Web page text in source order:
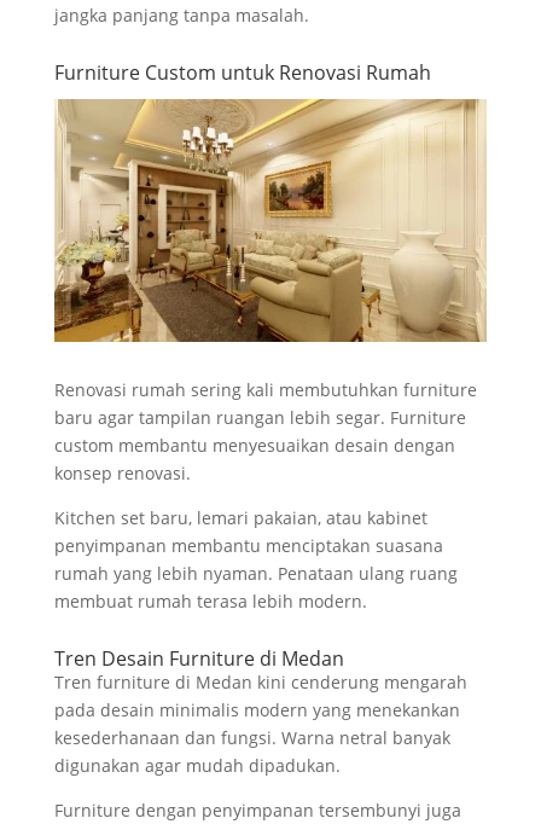
jangka panjang tanpa masalah.
Furniture Custom untuk Renovasi Rumah
Renovasi rumah sering kali membutuhkan furniture
baru agar tampilan ruangan lebih segar. Furniture
custom membantu menyesuaikan desain dengan
konsep renovasi.
Kitchen set baru, lemari pakaian, atau kabinet
penyimpanan membantu menciptakan suasana
rumah yang lebih nyaman. Penataan ulang ruang
membuat rumah terasa lebih modern.
Tren Desain Furniture di Medan
Tren furniture di Medan kini cenderung mengarah
pada desain minimalis modern yang menekankan
kesederhanaan dan fungsi. Warna netral banyak
digunakan agar mudah dipadukan.
Furniture dengan penyimpanan tersembunyi juga